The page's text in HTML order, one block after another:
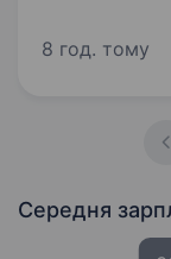
ми шукаємо
та
8 год. тому
Середня